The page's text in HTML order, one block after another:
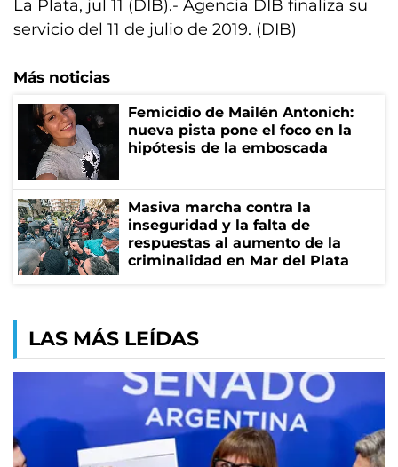
La Plata, jul 11 (DIB).- Agencia DIB finaliza su
servicio del 11 de julio de 2019. (DIB)
Más noticias
Femicidio de Mailén Antonich:
nueva pista pone el foco en la
hipótesis de la emboscada
Masiva marcha contra la
inseguridad y la falta de
respuestas al aumento de la
criminalidad en Mar del Plata
LAS MÁS LEÍDAS